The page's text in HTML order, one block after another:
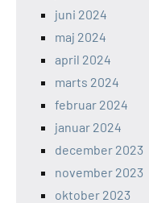
juni 2024
maj 2024
april 2024
marts 2024
februar 2024
januar 2024
december 2023
november 2023
oktober 2023